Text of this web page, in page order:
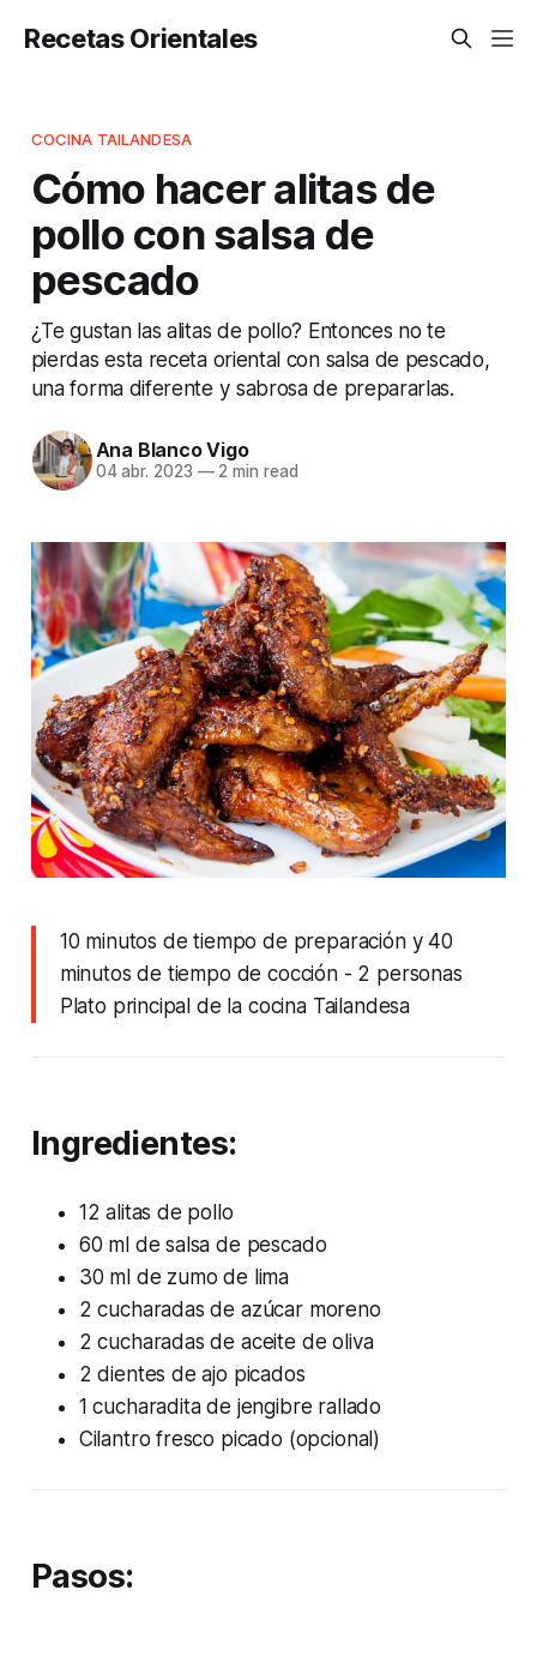
Recetas Orientales
COCINA TAILANDESA
Cómo hacer alitas de
pollo con salsa de
pescado
¿Te gustan las alitas de pollo? Entonces no te
pierdas esta receta oriental con salsa de pescado,
una forma diferente y sabrosa de prepararlas.
Ana Blanco Vigo
04 abr. 2023 —2 min read
10 minutos de tiempo de preparación y 40
minutos de tiempo de cocción- 2 personas
Plato principal de la cocina Tailandesa
Ingredientes:
12 alitas de pollo
60 ml de salsa de pescado
30 ml de zumo de lima
2 cucharadas de azúcar moreno
2 cucharadas de aceite de oliva
2 dientes de ajo picados
1 cucharadita de jengibre rallado
Cilantro fresco picado (opcional)
Pasos: